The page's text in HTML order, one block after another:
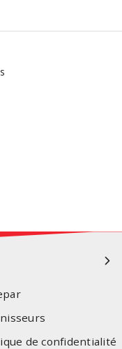
de confidentialité